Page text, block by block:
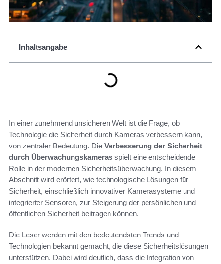
Inhaltsangabe
In einer zunehmend unsicheren Welt ist die Frage, ob
Technologie die Sicherheit durch Kameras verbessern kann,
von zentraler Bedeutung. Die Verbesserung der Sicherheit
durch Überwachungskameras spielt eine entscheidende
Rolle in der modernen Sicherheitsüberwachung. In diesem
Abschnitt wird erörtert, wie technologische Lösungen für
Sicherheit, einschließlich innovativer Kamerasysteme und
integrierter Sensoren, zur Steigerung der persönlichen und
öffentlichen Sicherheit beitragen können.
Die Leser werden mit den bedeutendsten Trends und
Technologien bekannt gemacht, die diese Sicherheitslösungen
unterstützen. Dabei wird deutlich, dass die Integration von